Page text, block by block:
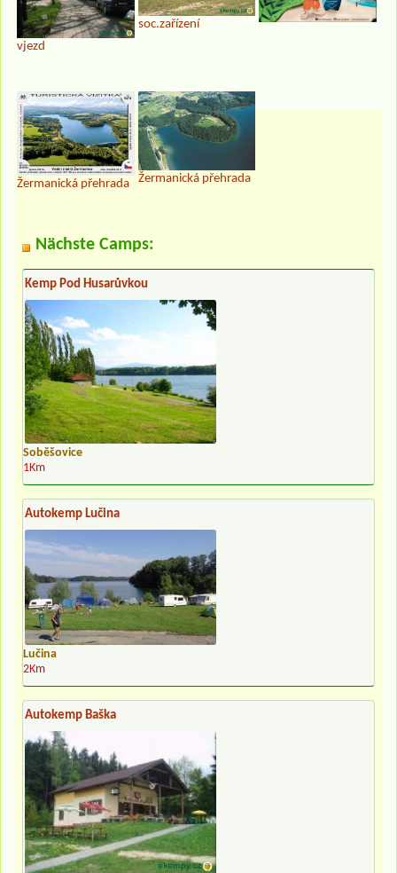
vjezd
soc.zařízení
Žermanická přehrada Žermanická přehrada
Nächste Camps:
Kemp Pod Husarůvkou
Soběšovice
1Km
Autokemp Lučina
Lučina
2Km
Autokemp Baška